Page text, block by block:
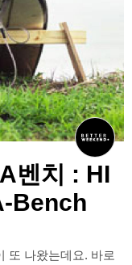
벤치 : HI
Bench
또 나왔는데요. 바로